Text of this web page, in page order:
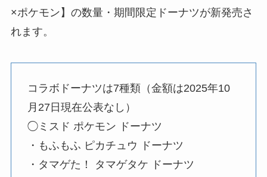
×ポケモン】の数量・期間限定ドーナツが新発売さ
れます。
コラボドーナツは7種類（金額は2025年10
月27日現在公表なし）
◯ミスド ポケモン ドーナツ
・もふもふ ピカチュウ ドーナツ
・タマゲた！ タマゲタケ ドーナツ